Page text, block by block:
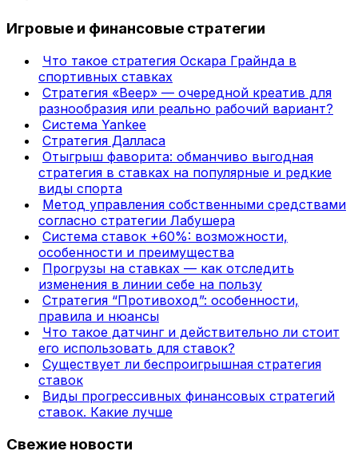
Игровые и финансовые стратегии
Что такое стратегия Оскара Грайнда в
спортивных ставках
Стратегия «Веер» — очередной креатив для
разнообразия или реально рабочий вариант?
Система Yankee
Стратегия Далласа
Отыгрыш фаворита: обманчиво выгодная
стратегия в ставках на популярные и редкие
виды спорта
Метод управления собственными средствами
согласно стратегии Лабушера
Система ставок +60%: возможности,
особенности и преимущества
Прогрузы на ставках — как отследить
изменения в линии себе на пользу
Стратегия “Противоход”: особенности,
правила и нюансы
Что такое датчинг и действительно ли стоит
его использовать для ставок?
Существует ли беспроигрышная стратегия
ставок
Виды прогрессивных финансовых стратегий
ставок. Какие лучше
Свежие новости